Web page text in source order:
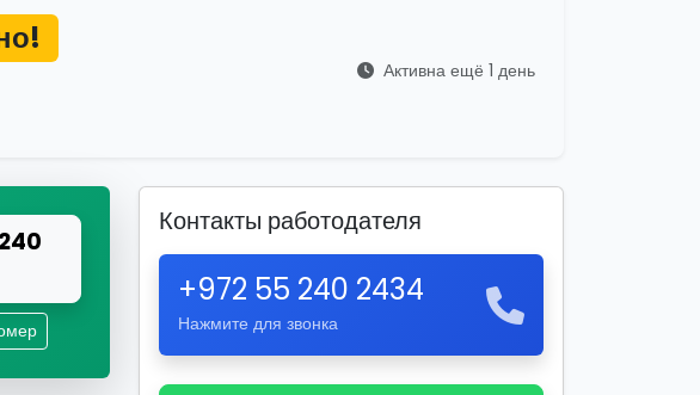
Активна ещё 1 день
Контакты работодателя
+972 55 240 2434
Нажмите для звонка